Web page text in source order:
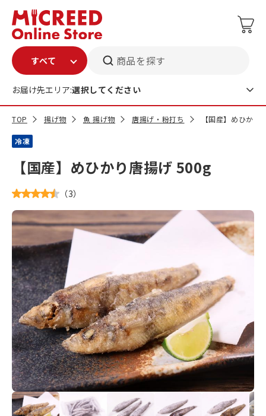
商品を探す
お届け先エリア:選択してください
TOP 揚げ物 魚 揚げ物 唐揚げ・粉打ち 【国産】めひか
冷凍
【国産】めひかり唐揚げ 500g
（3）